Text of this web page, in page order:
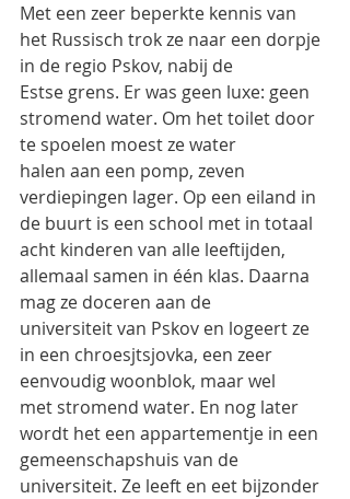
Met een zeer beperkte kennis van
het Russisch trok ze naar een dorpje
in de regio Pskov, nabij de
Estse grens. Er was geen luxe: geen
stromend water. Om het toilet door
te spoelen moest ze water
halen aan een pomp, zeven
verdiepingen lager. Op een eiland in
de buurt is een school met in totaal
acht kinderen van alle leeftijden,
allemaal samen in één klas. Daarna
mag ze doceren aan de
universiteit van Pskov en logeert ze
in een chroesjtsjovka, een zeer
eenvoudig woonblok, maar wel
met stromend water. En nog later
wordt het een appartementje in een
gemeenschapshuis van de
universiteit. Ze leeft en eet bijzonder